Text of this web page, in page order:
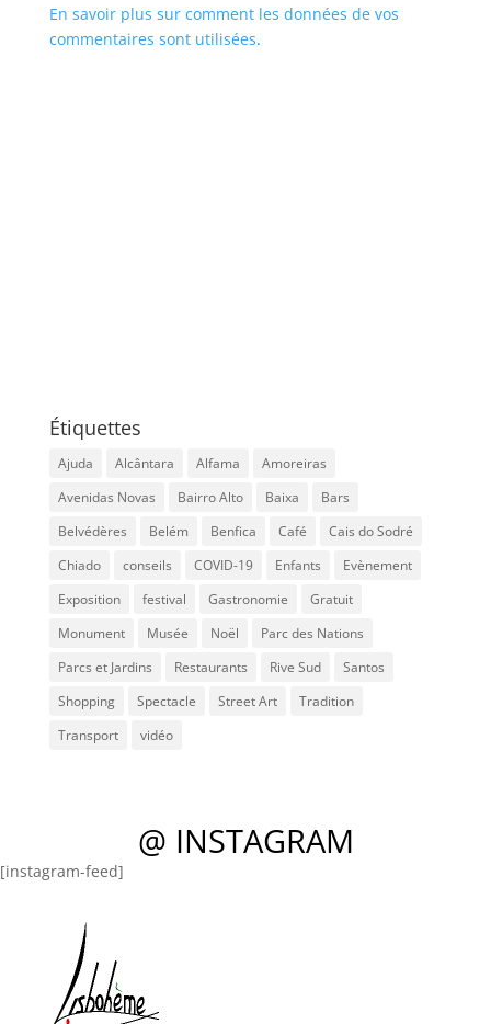
En savoir plus sur comment les données de vos
commentaires sont utilisées.
Étiquettes
Ajuda Alcântara Alfama
Amoreiras
Avenidas Novas
Bairro Alto Baixa
Bars
Belvédères
Belém Benfica Café
Cais do Sodré
Chiado
conseils COVID-19 Enfants
Evènement
Exposition
festival Gastronomie
Gratuit
Monument
Musée Noël
Parc des Nations
Parcs et Jardins
Restaurants Rive Sud
Santos
Shopping
Spectacle Street Art
Tradition
Transport
vidéo
@ INSTAGRAM
[instagram-feed]